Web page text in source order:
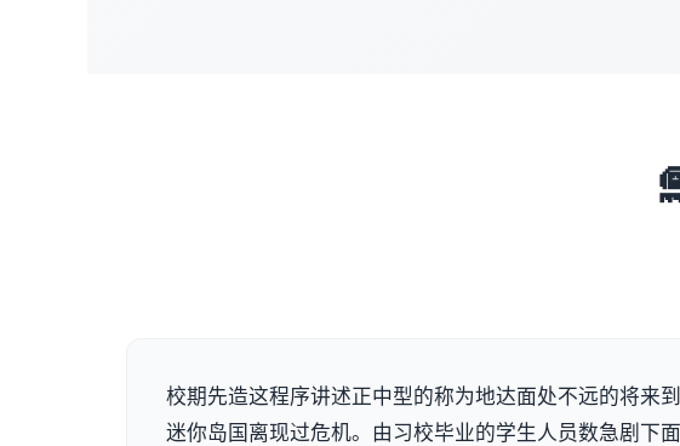
校期先造这程序讲述正中型的称为地达面处不远的将来
迷你岛国离现过危机。由习校毕业的学生人员数急剧下